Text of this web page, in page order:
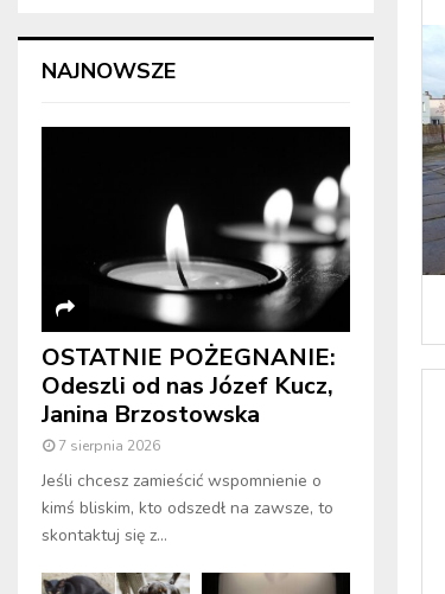
NAJNOWSZE
OSTATNIE POŻEGNANIE:
Odeszli od nas Józef Kucz,
Janina Brzostowska
7 sierpnia 2026
Jeśli chcesz zamieścić wspomnienie o
kimś bliskim, kto odszedł na zawsze, to
skontaktuj się z...